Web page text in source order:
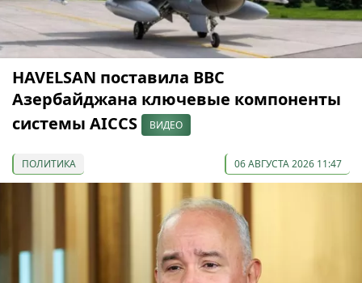
HAVELSAN поставила ВВС
Азербайджана ключевые компоненты
системы AICCS
ВИДЕО
ПОЛИТИКА 06 АВГУСТА 2026 11:47